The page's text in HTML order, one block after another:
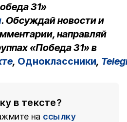
31»
. Обсуждай новости и
направляй
«Победа 31» в
, Одноклассники,
в тексте?
на ссылку